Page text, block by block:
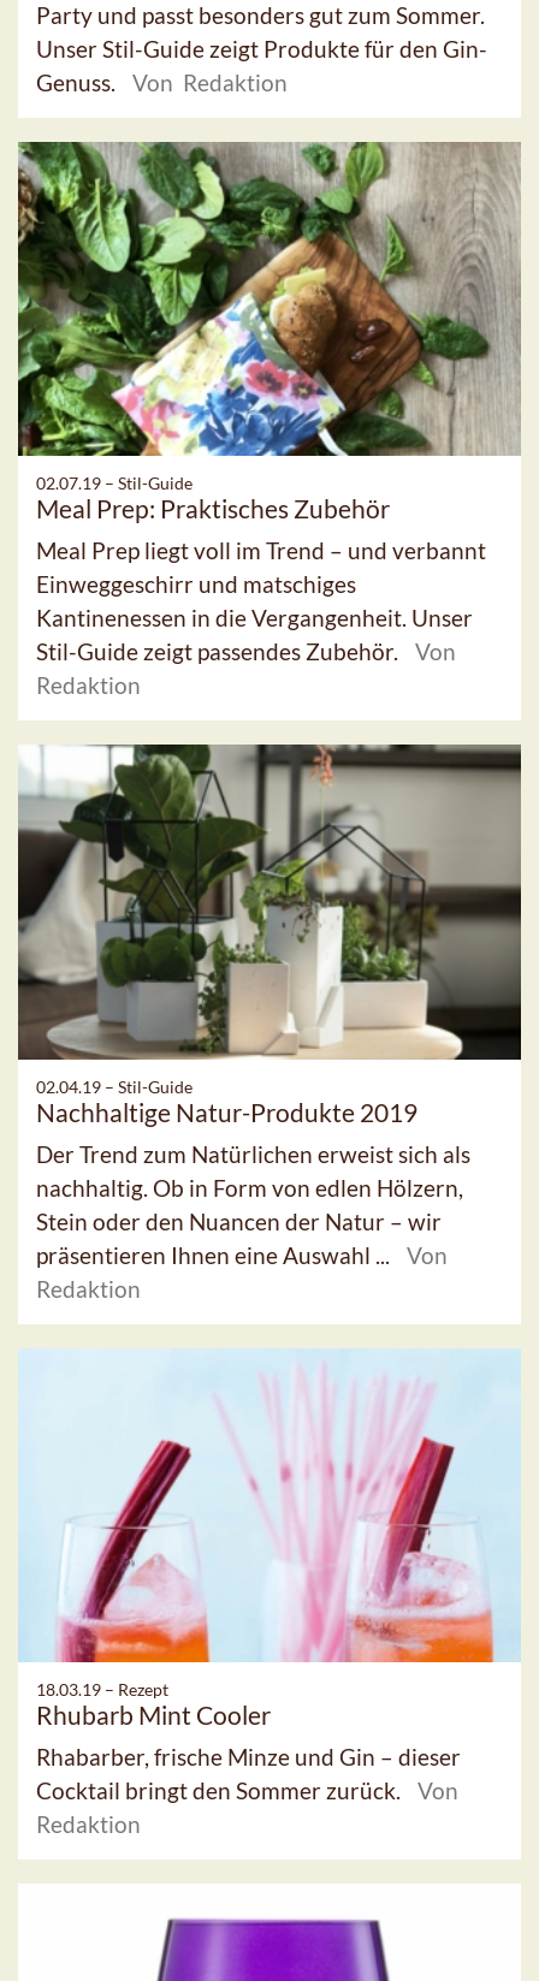
Party und passt besonders gut zum Sommer.
Unser Stil-Guide zeigt Produkte für den Gin-
Genuss.
Von Redaktion
02.07.19 – Stil-Guide
Meal Prep: Praktisches Zubehör
Meal Prep liegt voll im Trend – und verbannt
Einweggeschirr und matschiges
Kantinenessen in die Vergangenheit. Unser
Stil-Guide zeigt passendes Zubehör.
Von
Redaktion
02.04.19 – Stil-Guide
Nachhaltige Natur-Produkte 2019
Der Trend zum Natürlichen erweist sich als
nachhaltig. Ob in Form von edlen Hölzern,
Stein oder den Nuancen der Natur – wir
präsentieren Ihnen eine Auswahl ...
Von
Redaktion
18.03.19 – Rezept
Rhubarb Mint Cooler
Rhabarber, frische Minze und Gin – dieser
Cocktail bringt den Sommer zurück.
Von
Redaktion